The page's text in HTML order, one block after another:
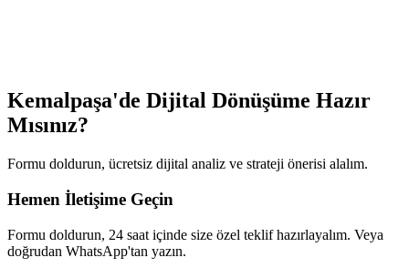
Kemalpaşa'de Dijital Dönüşüme Hazır
Mısınız?
Formu doldurun, ücretsiz dijital analiz ve strateji önerisi alalım.
Hemen İletişime Geçin
Formu doldurun, 24 saat içinde size özel teklif hazırlayalım. Veya
doğrudan WhatsApp'tan yazın.